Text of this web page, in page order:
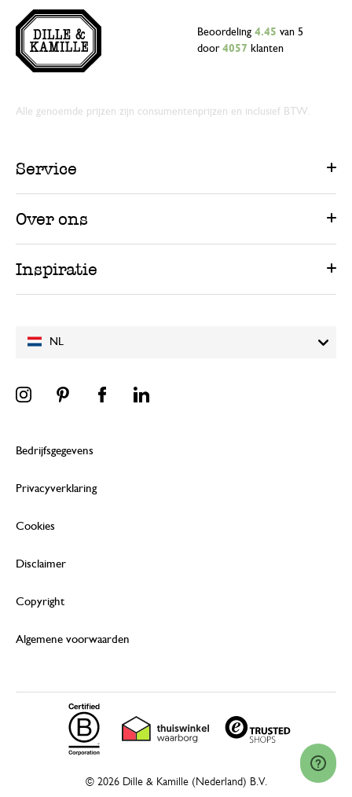
NL
Beoordeling 4.45 van 5
door 4057 klanten
Alle genoemde prijzen zijn consumentenprijzen en inclusief BTW.
Service
Over ons
Inspiratie
Bedrijfsgegevens
Privacyverklaring
Cookies
Disclaimer
Copyright
Algemene voorwaarden
© 2026 Dille & Kamille (Nederland) B.V.